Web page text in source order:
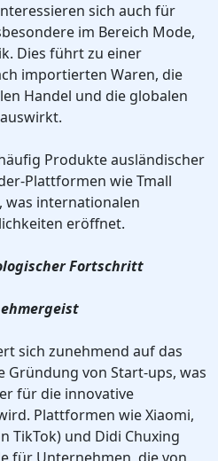
sich auch für
im Bereich Mode,
Dies führt zu einer
importierten Waren, die
Handel und die globalen
Produkte ausländischer
Plattformen wie Tmall
was internationalen
eröffnet.
Fortschritt
sich zunehmend auf das
von Start-ups, was
für die innovative
Plattformen wie Xiaomi,
TikTok) und Didi Chuxing